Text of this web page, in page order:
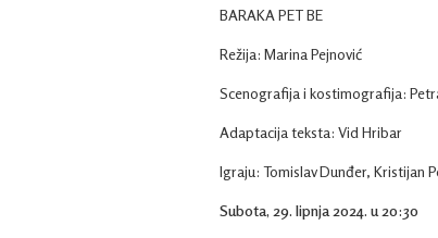
BARAKA PET BE
Režija: Marina Pejnović
Scenografija i kostimografija:
Adaptacija teksta: Vid Hribar
Igraju: Tomislav Dunđer, Kristijan
Subota, 29. lipnja 2024. u 20:30